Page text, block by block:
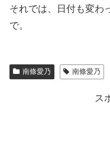
それでは、日付も変わ
で。
南條愛乃 南條愛乃
ス